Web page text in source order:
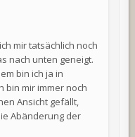
mir tatsächlich noch
nach unten geneigt.
bin ich ja in
bin mir immer noch
Ansicht gefällt,
Abänderung der